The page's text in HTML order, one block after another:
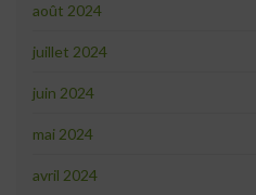
août 2024
juillet 2024
juin 2024
mai 2024
avril 2024